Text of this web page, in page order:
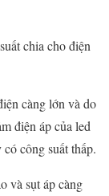
chia cho điện
càng lớn và do
điện áp của led
công suất thấp.
và sụt áp càng